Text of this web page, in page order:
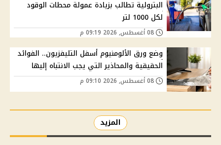
البترولية تطالب بزيادة عمولة محطات الوقود
لكل 1000 لتر
وضع ورق الألومنيوم أسفل التليفزيون.. الفوائد
الحقيقية والمحاذير التي يجب الانتباه إليها
المزيد